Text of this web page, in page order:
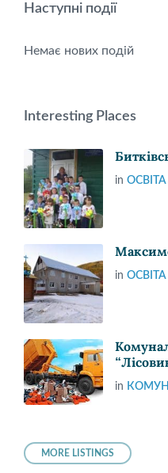
Наступні події
Немає нових подій
Interesting Places
in ОСВІТА
in ОСВІТА
in
MORE LISTINGS